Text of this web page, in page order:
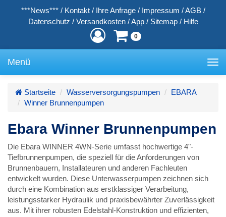
***News*** / Kontakt / Ihre Anfrage / Impressum / AGB /
Datenschutz / Versandkosten / App / Sitemap / Hilfe
0
Menü
Startseite Wasserversorgungspumpen
EBARA
Winner Brunnenpumpen
Ebara Winner Brunnenpumpen
Die Ebara WINNER 4WN-Serie umfasst hochwertige 4"-
Tiefbrunnenpumpen, die speziell für die Anforderungen von
Brunnenbauern, Installateuren und anderen Fachleuten
entwickelt wurden. Diese Unterwasserpumpen zeichnen sich
durch eine Kombination aus erstklassiger Verarbeitung,
leistungsstarker Hydraulik und praxisbewährter Zuverlässigkeit
aus. Mit ihrer robusten Edelstahl-Konstruktion und effizienten,